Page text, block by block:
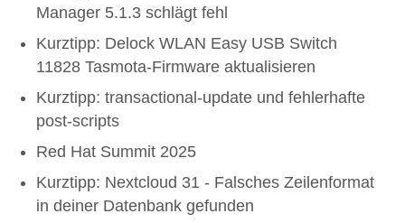
Manager 5.1.3 schlägt fehl
Kurztipp: Delock WLAN Easy USB Switch
11828 Tasmota-Firmware aktualisieren
Kurztipp: transactional-update und fehlerhafte
post-scripts
Red Hat Summit 2025
Kurztipp: Nextcloud 31 - Falsches Zeilenformat
in deiner Datenbank gefunden